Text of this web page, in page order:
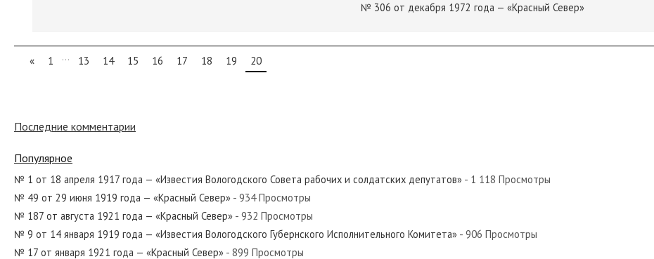
№ 306 от декабря 1972 года — «Красный Север»
« 1 ... 13 14 15 16 17 18 19 20
Последние комментарии
Популярное
№ 1 от 18 апреля 1917 года — «Известия Вологодского Совета рабочих и солдатских депутатов» - 1 118 Просмотры
№ 49 от 29 июня 1919 года — «Красный Север» - 934 Просмотры
№ 187 от августа 1921 года — «Красный Север» - 932 Просмотры
№ 9 от 14 января 1919 года — «Известия Вологодского Губернского Исполнительного Комитета» - 906 Просмотры
№ 17 от января 1921 года — «Красный Север» - 899 Просмотры